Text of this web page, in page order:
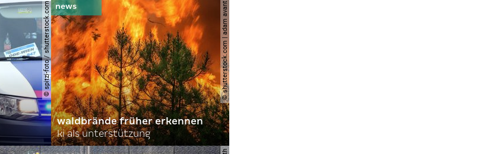
© spitzi-foto / shutterstock.com © shutterstock.com | adam avant
waldbrände früher erkennen
ki als unterstützung